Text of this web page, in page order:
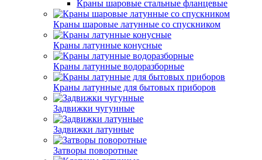
Краны шаровые стальные фланцевые
Краны шаровые латунные со спускником
Краны латунные конусные
Краны латунные водоразборные
Краны латунные для бытовых приборов
Задвижки чугунные
Задвижки латунные
Затворы поворотные